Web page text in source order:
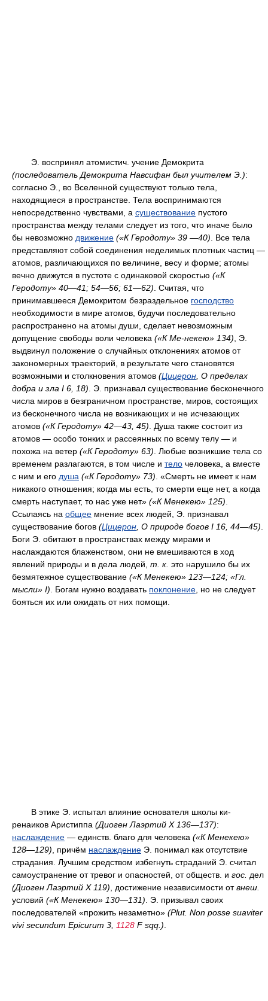
Э. воспринял атомистич. учение Демокрита
(последователь Демокрита Навсифан был учителем Э.):
согласно Э., во Вселенной существуют только тела,
находящиеся в пространстве. Тела воспринимаются
непосредственно чувствами, а существование пустого
пространства между телами следует из того, что иначе было
бы невозможно движение («К Геродоту» 39 —40) . Все тела
представляют собой соединения неделимых плотных частиц —
атомов, различающихся по величине, весу и форме; атомы
вечно движутся в пустоте с одинаковой скоростью («К
Геродоту» 40—41; 54—56; 61—62) . Считая, что
принимавшееся Демокритом безраздельное господство
необходимости в мире атомов, будучи последовательно
распространено на атомы души, сделает невозможным
допущение свободы воли человека («К Ме-некею» 134) , Э.
выдвинул положение о случайных отклонениях атомов от
закономерных траекторий, в результате чего становятся
возможными и столкновения атомов (Цицерон , О пределах
добра и зла I 6, 18) . Э. признавал существование бесконечного
числа миров в безграничном пространстве, миров, состоящих
из бесконечного числа не возникающих и не исчезающих
атомов («К Геродоту» 42—43, 45) . Душа также состоит из
атомов — особо тонких и рассеянных по всему телу — и
похожа на ветер («К Геродоту» 63) . Любые возникшие тела со
временем разлагаются, в том числе и тело человека, а вместе
с ним и его душа («К Геродоту» 73) . «Смерть не имеет к нам
никакого отношения; когда мы есть, то смерти еще нет, а когда
смерть наступает, то нас уже нет» («К Менекею» 125)
Ссылаясь на общее мнение всех людей, Э. признавал
существование богов (Цицерон , О природе богов I 16, 44—45)
Боги Э. обитают в пространствах между мирами и
наслаждаются блаженством, они не вмешиваются в ход
явлений природы и в дела людей, т. к. это нарушило бы их
безмятежное существование («К Менекею» 123—124; «Гл.
мысли» I) . Богам нужно воздавать поклонение , но не следует
бояться их или ожидать от них помощи.
В этике Э. испытал влияние основателя школы ки-
ренаиков Аристиппа (Диоген Лаэртий X 136—137):
наслаждение — единств. благо для человека («К Менекею»
128—129) , причём наслаждение Э. понимал как отсутствие
страдания. Лучшим средством избегнуть страданий Э. считал
самоустранение от тревог и опасностей, от обществ. и гос. дел
(Диоген Лаэртий X 119) , достижение независимости отвнеш.
условий («К Менекею» 130—131) . Э. призывал своих
последователей «прожить незаметно» (Plut. Non posse suaviter
vivi secundum Epicurum 3,
1128 F sqq.)